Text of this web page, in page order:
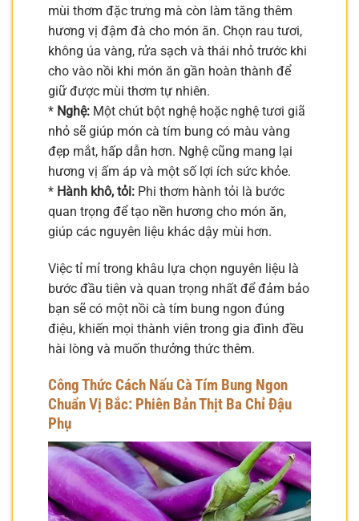
mùi thơm đặc trưng mà còn làm tăng thêm
hương vị đậm đà cho món ăn. Chọn rau tươi,
không úa vàng, rửa sạch và thái nhỏ trước khi
cho vào nồi khi món ăn gần hoàn thành để
giữ được mùi thơm tự nhiên.
* Nghệ: Một chút bột nghệ hoặc nghệ tươi giã
nhỏ sẽ giúp món cà tím bung có màu vàng
đẹp mắt, hấp dẫn hơn. Nghệ cũng mang lại
hương vị ấm áp và một số lợi ích sức khỏe.
* Hành khô, tỏi: Phi thơm hành tỏi là bước
quan trọng để tạo nền hương cho món ăn,
giúp các nguyên liệu khác dậy mùi hơn.
Việc tỉ mỉ trong khâu lựa chọn nguyên liệu là
bước đầu tiên và quan trọng nhất để đảm bảo
bạn sẽ có một nồi cà tím bung ngon đúng
điệu, khiến mọi thành viên trong gia đình đều
hài lòng và muốn thưởng thức thêm.
Công Thức Cách Nấu Cà Tím Bung Ngon
Chuẩn Vị Bắc: Phiên Bản Thịt Ba Chỉ Đậu
Phụ